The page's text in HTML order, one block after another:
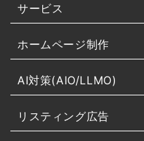
サービス
ホームページ制作
AI対策(AIO/LLMO)
リスティング広告